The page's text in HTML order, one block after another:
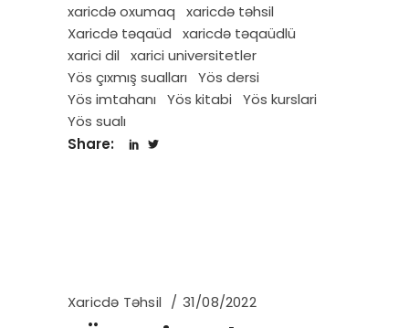
xaricdə oxumaq
xaricdə təhsil
Xaricdə təqaüd
xaricdə təqaüdlü
xarici dil
xarici universitetler
Yös çıxmış sualları
Yös dersi
Yös imtahanı
Yös kitabi
Yös kurslari
Yös sualı
Share:
Xaricdə Təhsil 31/08/2022